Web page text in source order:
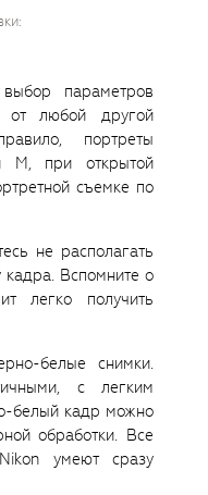
параметров
от любой другой
портреты
М, при открытой
съемке по
не располагать
кадра. Вспомните о
легко получить
белые снимки.
с легким
белый кадр можно
обработки. Все
умеют сразу